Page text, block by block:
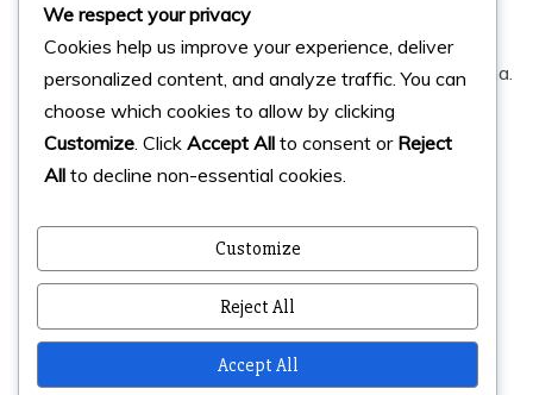
desaparecidos tras viaje a Puerto López
Antonio Álvarez renunció a la presidencia de Barcelona.
Facebook
Instagram
Twitter
Creado porMicharts Agencia dp>
We respect your privacy
Cookies help us improve your experience, deliver
personalized content, and analyze traffic. You can
choose which cookies to allow by clicking
Customize . Click Accept All to consent or Reject
All to decline non-essential cookies.
Customize
Reject All
Accept All